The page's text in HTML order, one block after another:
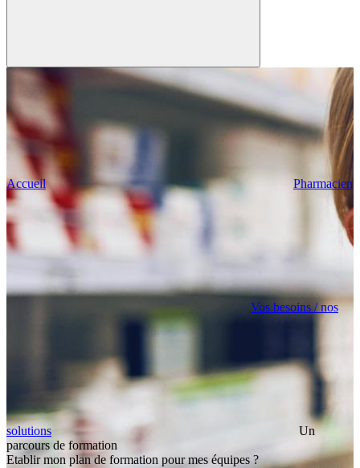
Accueil Pharmacien
Vos besoins / nos
solutions
Un
parcours de formation
Etablir mon plan de formation pour mes équipes ?